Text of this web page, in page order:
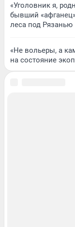
«Уголовник я,
бывший
леса под Рязанью
«Не вольеры, а
на состояние